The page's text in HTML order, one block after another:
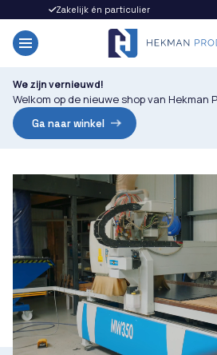
Zakelijk én particulier
We zijn vernieuwd!
Welkom op de nieuwe shop van Hekman
Ga naar winkel